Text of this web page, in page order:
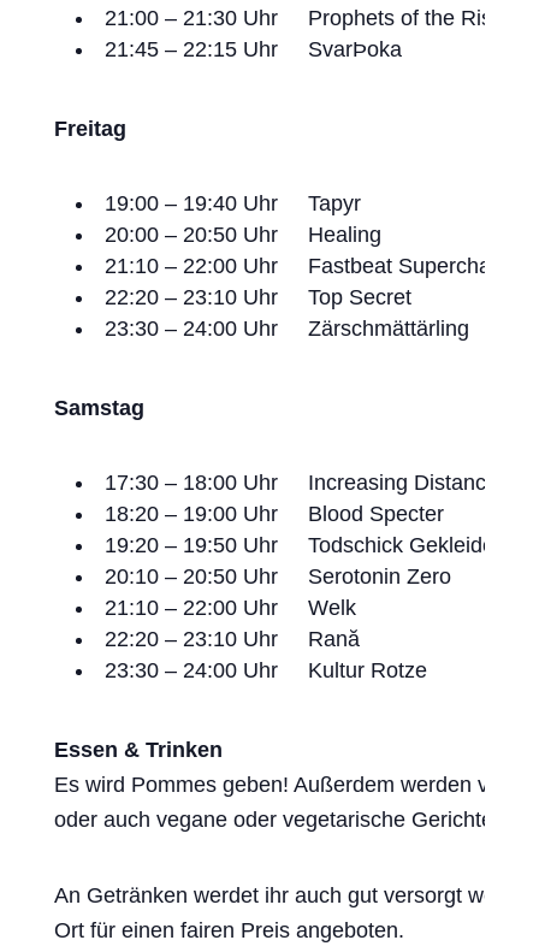
21:00 – 21:30 Uhr Prophets of the Rising
21:45 – 22:15 Uhr SvarÞoka
Freitag
19:00 – 19:40 Uhr Tapyr
20:00 – 20:50 Uhr Healing
21:10 – 22:00 Uhr Fastbeat Superchargers
22:20 – 23:10 Uhr Top Secret
23:30 – 24:00 Uhr Zärschmättärling
Samstag
17:30 – 18:00 Uhr Increasing Distance
18:20 – 19:00 Uhr Blood Specter
19:20 – 19:50 Uhr Todschick Gekleidet
20:10 – 20:50 Uhr Serotonin Zero
21:10 – 22:00 Uhr Welk
22:20 – 23:10 Uhr Rană
23:30 – 24:00 Uhr Kultur Rotze
Essen & Trinken
Es wird Pommes geben! Außerdem werden
oder auch vegane oder vegetarische Gerichte.
An Getränken werdet ihr auch gut versorgt
Ort für einen fairen Preis angeboten.